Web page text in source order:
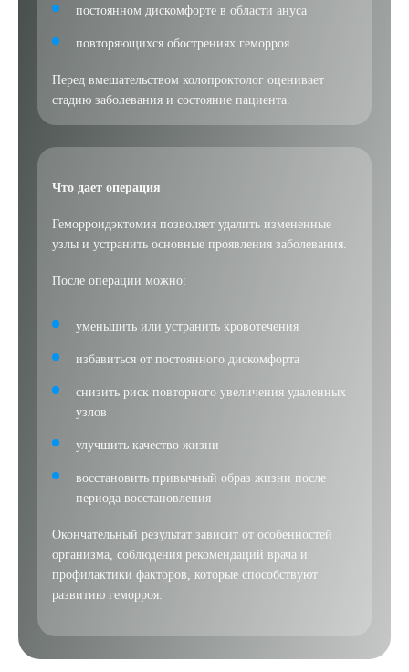
постоянном дискомфорте в области ануса
повторяющихся обострениях геморроя
Перед вмешательством колопроктолог оценивает
стадию заболевания и состояние пациента.
Что дает операция
Геморроидэктомия позволяет удалить измененные
узлы и устранить основные проявления заболевания.
После операции можно:
уменьшить или устранить кровотечения
избавиться от постоянного дискомфорта
снизить риск повторного увеличения удаленных
узлов
улучшить качество жизни
восстановить привычный образ жизни после
периода восстановления
Окончательный результат зависит от особенностей
организма, соблюдения рекомендаций врача и
профилактики факторов, которые способствуют
развитию геморроя.
Выберите сопутствующую услугу
ПОДТВЕРДИТЬ